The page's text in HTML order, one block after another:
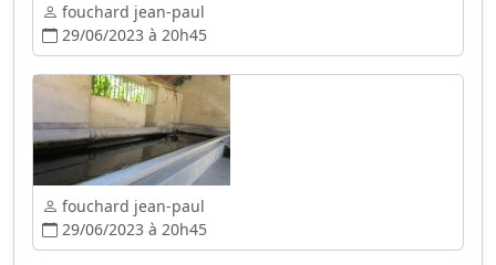
fouchard jean-paul
29/06/2023 à 20h45
fouchard jean-paul
29/06/2023 à 20h45